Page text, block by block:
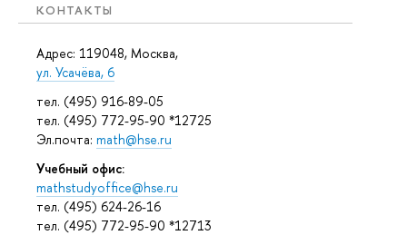
КОНТАКТЫ
Адрес: 119048, Москва,
ул. Усачёва, 6
тел. (495) 916-89-05
тел. (495) 772-95-90 *12725
Эл.почта: math@hse.ru
Учебный офис:
mathstudyoffice@hse.ru
тел. (495) 624-26-16
тел. (495) 772-95-90 *12713